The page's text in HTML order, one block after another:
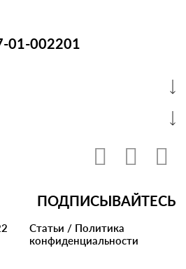
002201
ПОДПИСЫВАЙТЕСЬ
Статьи / Политика
конфиденциальности